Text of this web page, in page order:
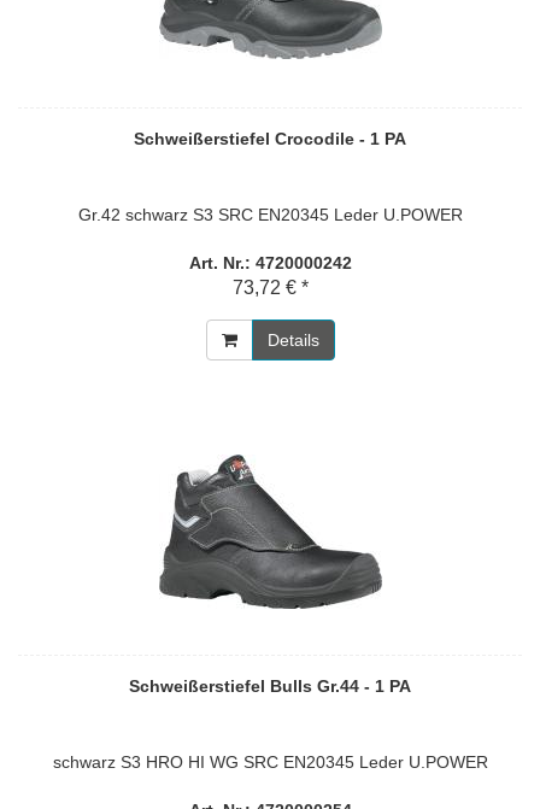
Schweißerstiefel Crocodile - 1 PA
Gr.42 schwarz S3 SRC EN20345 Leder U.POWER
Art. Nr.: 4720000242
73,72 € *
Details
Schweißerstiefel Bulls Gr.44 - 1 PA
schwarz S3 HRO HI WG SRC EN20345 Leder U.POWER